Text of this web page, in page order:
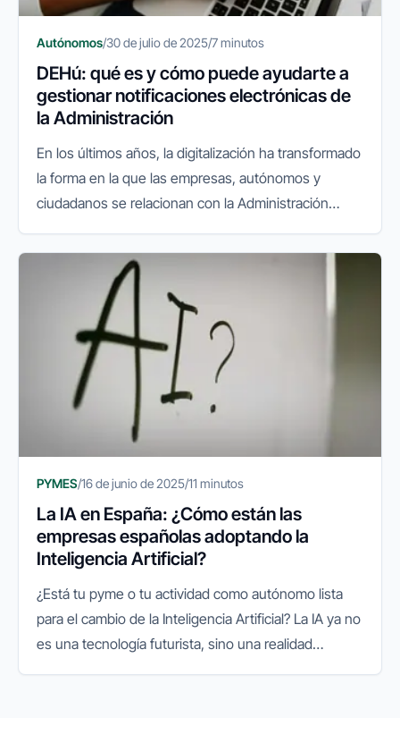
Autónomos/30 de julio de 2025/7 minutos
DEHú: qué es y cómo puede ayudarte a
gestionar notificaciones electrónicas de
la Administración
En los últimos años, la digitalización ha transformado
la forma en la que las empresas, autónomos y
ciudadanos se relacionan con la Administración
VeriFactu y las gestiones...
PYMES/16 de junio de 2025/11 minutos
La IA en España: ¿Cómo están las
empresas españolas adoptando la
Inteligencia Artificial?
¿Está tu pyme o tu actividad como autónomo lista
para el cambio de la Inteligencia Artificial? La IA ya no
es una tecnología futurista, sino una realidad